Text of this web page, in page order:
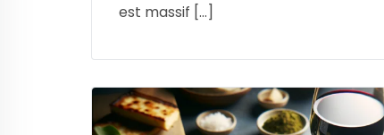
est massif […]